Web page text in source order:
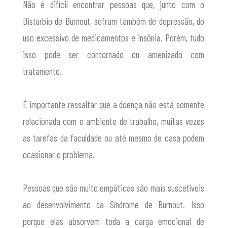
Não é difícil encontrar pessoas que, junto com o
Distúrbio de Burnout, sofram também de depressão, do
uso excessivo de medicamentos e insônia. Porém, tudo
isso pode ser contornado ou amenizado com
tratamento.
É importante ressaltar que a doença não está somente
relacionada com o ambiente de trabalho, muitas vezes
as tarefas da faculdade ou até mesmo de casa podem
ocasionar o problema.
Pessoas que são muito empáticas são mais suscetíveis
ao desenvolvimento da Síndrome de Burnout. Isso
porque elas absorvem toda a carga emocional de